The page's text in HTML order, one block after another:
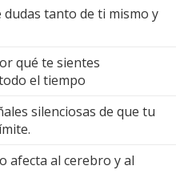
tanto de ti mismo y
qué te sientes
el tiempo
silenciosas de que tu
afecta al cerebro y al